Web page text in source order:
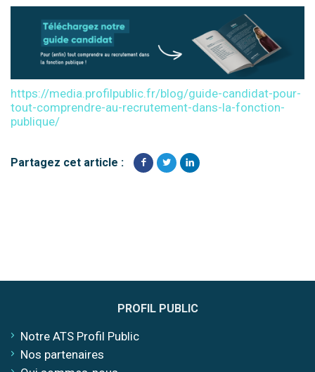
https://media.profilpublic.fr/blog/guide-candidat-pour-
tout-comprendre-au-recrutement-dans-la-fonction-
publique/
Partagez cet article :
PROFIL PUBLIC
Notre ATS Profil Public
Nos partenaires